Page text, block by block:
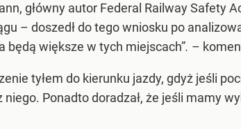
główny autor Federal Railway Safety
– doszedł do tego wniosku po
będą większe w tych miejscach”. –
tyłem do kierunku jazdy, gdyż jeśli
Ponadto doradzał, że jeśli mamy